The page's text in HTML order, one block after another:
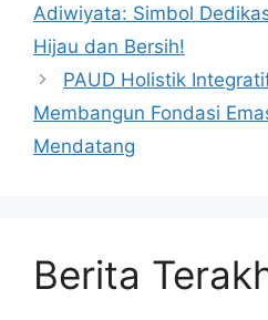
Adiwiyata: Simbol
Hijau dan Bersih!
PAUD Holistik
Membangun Fondasi
Mendatang
Berita